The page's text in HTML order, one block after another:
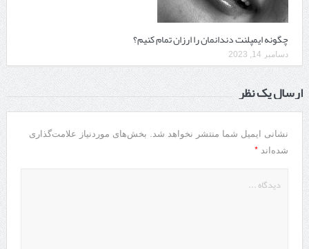
چگونه ایمپلنت دندانمان را ارزان تمام کنیم؟
دسامبر 14, 2023
ارسال یک نظر
نشانی ایمیل شما منتشر نخواهد شد. بخش‌های موردنیاز علامت‌گذاری
شده‌اند *